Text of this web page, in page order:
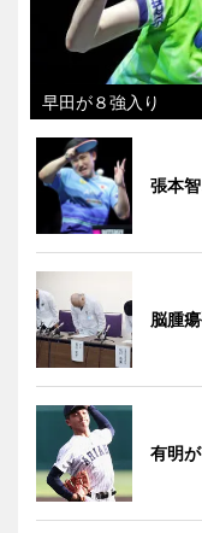
早田が８強入り
張本
脳腫
有明